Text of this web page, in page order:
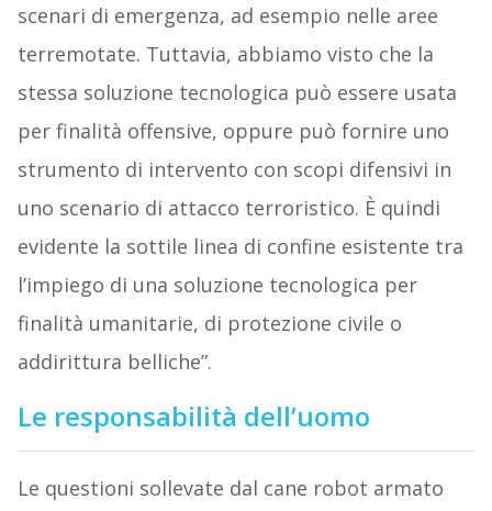
scenari di emergenza, ad esempio nelle aree
terremotate. Tuttavia, abbiamo visto che la
stessa soluzione tecnologica può essere usata
per finalità offensive, oppure può fornire uno
strumento di intervento con scopi difensivi in
uno scenario di attacco terroristico. È quindi
evidente la sottile linea di confine esistente tra
l’impiego di una soluzione tecnologica per
finalità umanitarie, di protezione civile o
addirittura belliche”.
Le responsabilità dell’uomo
Le questioni sollevate dal cane robot armato